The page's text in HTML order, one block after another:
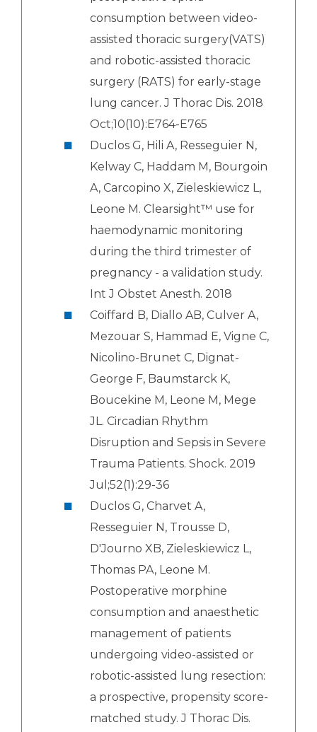
consumption between video-
assisted thoracic surgery(VATS)
and robotic-assisted thoracic
surgery (RATS) for early-stage
lung cancer. J Thorac Dis. 2018
Oct;10(10):E764-E765
Duclos G, Hili A, Resseguier N,
Kelway C, Haddam M, Bourgoin
A, Carcopino X, Zieleskiewicz L,
Leone M. Clearsight™ use for
haemodynamic monitoring
during the third trimester of
pregnancy - a validation study.
Int J Obstet Anesth. 2018
Coiffard B, Diallo AB, Culver A,
Mezouar S, Hammad E, Vigne C,
Nicolino-Brunet C, Dignat-
George F, Baumstarck K,
Boucekine M, Leone M, Mege
JL. Circadian Rhythm
Disruption and Sepsis in Severe
Trauma Patients. Shock. 2019
Jul;52(1):29-36
Duclos G, Charvet A,
Resseguier N, Trousse D,
D'Journo XB, Zieleskiewicz L,
Thomas PA, Leone M.
Postoperative morphine
consumption and anaesthetic
management of patients
undergoing video-assisted or
robotic-assisted lung resection:
a prospective, propensity score-
matched study. J Thorac Dis.